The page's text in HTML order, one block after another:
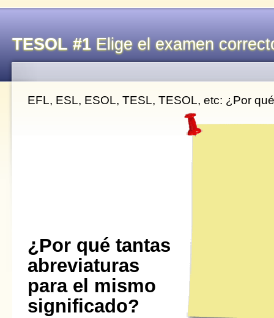
TESOL #1Elige el examen
EFL, ESL, ESOL, TESL, TESOL, etc: ¿Por
¿Por qué tantas
abreviaturas
para el mismo
significado?